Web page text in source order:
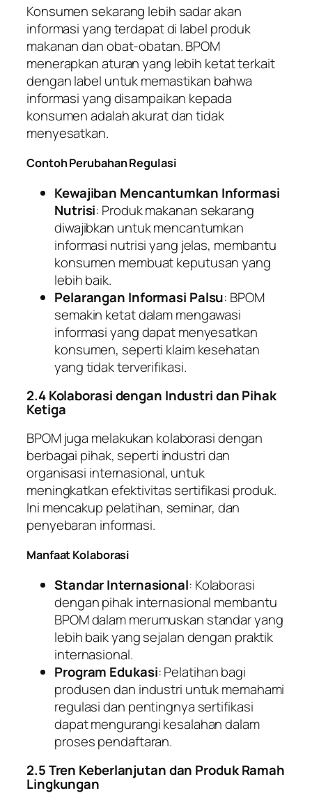
Konsumen sekarang lebih sadar akan
informasi yang terdapat di label produk
makanan dan obat-obatan. BPOM
menerapkan aturan yang lebih ketat terkait
dengan label untuk memastikan bahwa
informasi yang disampaikan kepada
konsumen adalah akurat dan tidak
menyesatkan.
Contoh Perubahan Regulasi
Kewajiban Mencantumkan Informasi
Nutrisi: Produk makanan sekarang
diwajibkan untuk mencantumkan
informasi nutrisi yang jelas, membantu
konsumen membuat keputusan yang
lebih baik.
Pelarangan Informasi Palsu: BPOM
semakin ketat dalam mengawasi
informasi yang dapat menyesatkan
konsumen, seperti klaim kesehatan
yang tidak terverifikasi.
2.4 Kolaborasi dengan Industri dan Pihak
Ketiga
BPOM juga melakukan kolaborasi dengan
berbagai pihak, seperti industri dan
organisasi internasional, untuk
meningkatkan efektivitas sertifikasi produk.
Ini mencakup pelatihan, seminar, dan
penyebaran informasi.
Manfaat Kolaborasi
Standar Internasional: Kolaborasi
dengan pihak internasional membantu
BPOM dalam merumuskan standar yang
lebih baik yang sejalan dengan praktik
internasional.
Program Edukasi: Pelatihan bagi
produsen dan industri untuk memahami
regulasi dan pentingnya sertifikasi
dapat mengurangi kesalahan dalam
proses pendaftaran.
2.5 Tren Keberlanjutan dan Produk Ramah
Lingkungan